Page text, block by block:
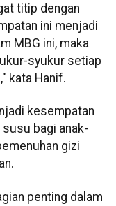
titip dengan
ini menjadi
MBG ini, maka
syukur setiap
kata Hanif.
kesempatan
bagi anak-
gizi
penting dalam